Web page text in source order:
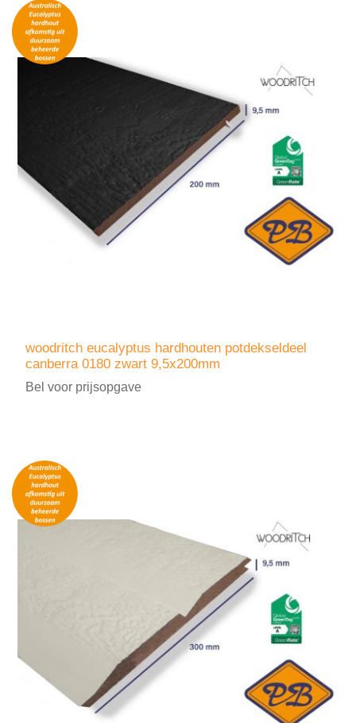
woodritch eucalyptus hardhouten potdekseldeel
canberra 0180 zwart 9,5x200mm
Bel voor prijsopgave